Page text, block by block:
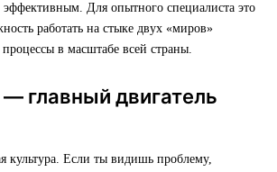
эффективным. Для опытного специалиста это
работать на стыке двух «миров»
процессы в масштабе всей страны.
главный двигатель
культура. Если ты видишь проблему,